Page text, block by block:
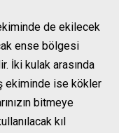
de ekilecek
ense bölgesi
İki kulak arasında
ekiminde ise kökler
bitmeye
kıl